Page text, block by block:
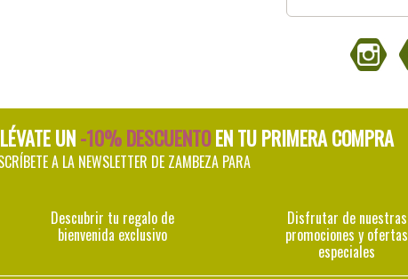
UN-10% DESCUENTOEN TU PRIMERA COMPRA
A LA NEWSLETTER DE ZAMBEZA PARA
Descubrir tu regalo de
bienvenida exclusivo
Disfrutar de nuestras
promociones y ofertas
especiales